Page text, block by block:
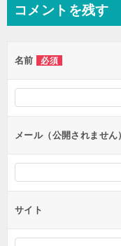
ビ
ー
シ
ョ
ン
コメントを残す
名前 必須
メール（公開されません
サイト